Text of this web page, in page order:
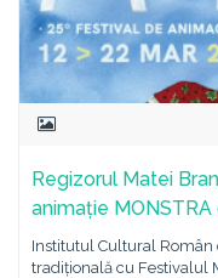
Regizorul Matei
animație MONSTRA
Institutul Cultural Român
tradițională cu Festivalul